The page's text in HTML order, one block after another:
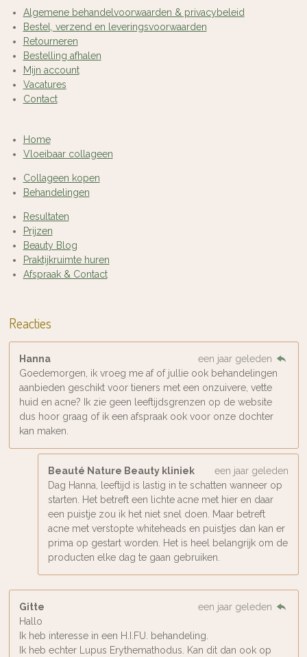
Algemene behandelvoorwaarden & privacybeleid
Bestel, verzend en leveringsvoorwaarden
Retourneren
Bestelling afhalen
Mijn account
Vacatures
Contact
Home
Vloeibaar collageen
Collageen kopen
Behandelingen
Resultaten
Prijzen
Beauty Blog
Praktijkruimte huren
Afspraak & Contact
Reacties
Hanna
een jaar geleden
Goedemorgen, ik vroeg me af of jullie ook behandelingen
aanbieden geschikt voor tieners met een onzuivere, vette
huid en acne? Ik zie geen leeftijdsgrenzen op de website
dus hoor graag of ik een afspraak ook voor onze dochter
kan maken.
Beauté Nature Beauty kliniek
een jaar geleden
Dag Hanna, leeftijd is lastig in te schatten wanneer op
starten. Het betreft een lichte acne met hier en daar
een puistje zou ik het niet snel doen. Maar betreft
acne met verstopte whiteheads en puistjes dan kan er
prima op gestart worden. Het is heel belangrijk om de
producten elke dag te gaan gebruiken.
Gitte
een jaar geleden
Hallo
Ik heb interesse in een H.I.FU. behandeling.
Ik heb echter Lupus Erythemathodus. Kan dit dan ook op